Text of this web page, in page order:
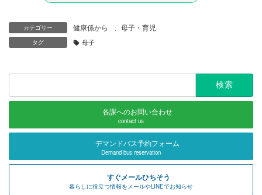
カテゴリー 健康係から 母子・育児
タグ 母子
検
各課へのお問い合わせ
contact us
デマンドバス予約フォーム
Demand bus reservation
すぐメールひちそう
暮らしに役立つ情報をメールやLINEでお知らせ